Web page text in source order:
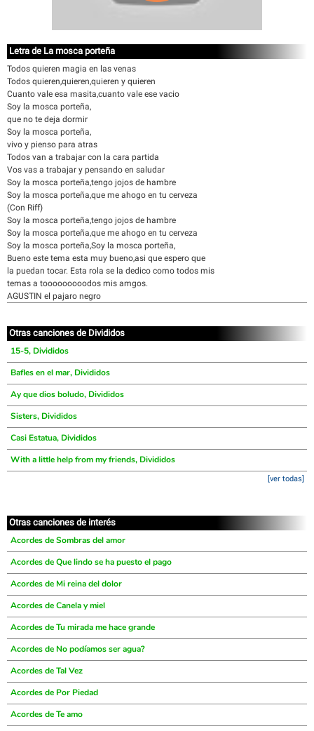
Letra de La mosca porteña
Todos quieren magia en las venas
Todos quieren,quieren,quieren y quieren
Cuanto vale esa masita,cuanto vale ese vacio
Soy la mosca porteña,
que no te deja dormir
Soy la mosca porteña,
vivo y pienso para atras
Todos van a trabajar con la cara partida
Vos vas a trabajar y pensando en saludar
Soy la mosca porteña,tengo jojos de hambre
Soy la mosca porteña,que me ahogo en tu cerveza
(Con Riff)
Soy la mosca porteña,tengo jojos de hambre
Soy la mosca porteña,que me ahogo en tu cerveza
Soy la mosca porteña,Soy la mosca porteña,
Bueno este tema esta muy bueno,asi que espero que
la puedan tocar. Esta rola se la dedico como todos mis
temas a tooooooooodos mis amgos.
AGUSTIN el pajaro negro
Otras canciones de Divididos
15-5, Divididos
Bafles en el mar, Divididos
Ay que dios boludo, Divididos
Sisters, Divididos
Casi Estatua, Divididos
With a little help from my friends, Divididos
[ver todas]
Otras canciones de interés
Acordes de Sombras del amor
Acordes de Que lindo se ha puesto el pago
Acordes de Mi reina del dolor
Acordes de Canela y miel
Acordes de Tu mirada me hace grande
Acordes de No podíamos ser agua?
Acordes de Tal Vez
Acordes de Por Piedad
Acordes de Te amo